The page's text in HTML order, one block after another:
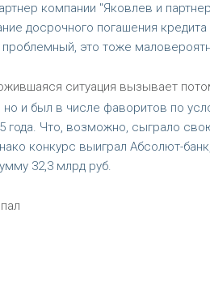
компании "Яковлев и
досрочного погашения
проблемный, это тоже
ситуация вызывает
но и был в числе фаворитов по
года. Что, возможно, сыграло
конкурс выиграл Абсолют-
32,3 млрд руб.